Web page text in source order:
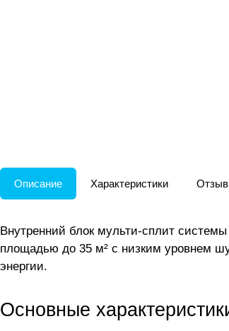
Описание Характеристики
Внутренний блок мульти-сплит
площадью до 35 м² с низким уровнем
энергии.
Основные